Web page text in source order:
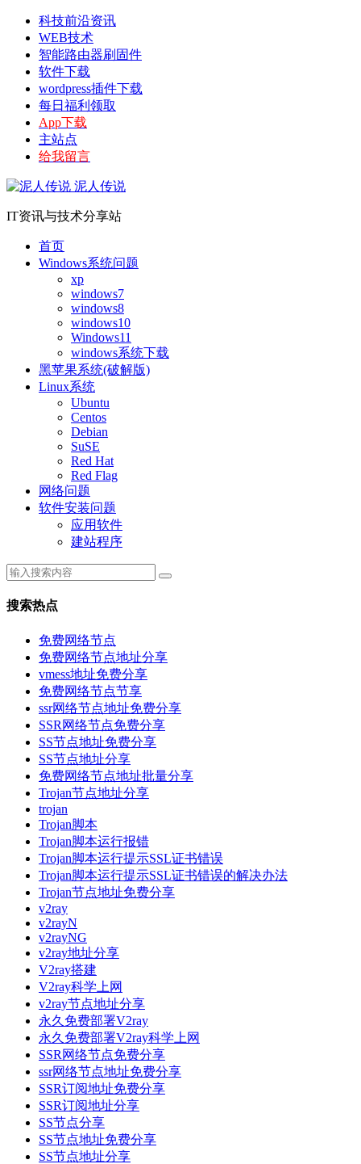
科技前沿资讯
WEB技术
智能路由器刷固件
软件下载
wordpress插件下载
每日福利领取
App下载
主站点
给我留言
泥人传说
IT资讯与技术分享站
首页
Windows系统问题
xp
windows7
windows8
windows10
Windows11
windows系统下载
黑苹果系统(破解版)
Linux系统
Ubuntu
Centos
Debian
SuSE
Red Hat
Red Flag
网络问题
软件安装问题
应用软件
建站程序
搜索热点
免费网络节点
免费网络节点地址分享
vmess地址免费分享
免费网络节点节享
ssr网络节点地址免费分享
SSR网络节点免费分享
SS节点地址免费分享
SS节点地址分享
免费网络节点地址批量分享
Trojan节点地址分享
trojan
Trojan脚本
Trojan脚本运行报错
Trojan脚本运行提示SSL证书错误
Trojan脚本运行提示SSL证书错误的解决办法
Trojan节点地址免费分享
v2ray
v2rayN
v2rayNG
v2ray地址分享
V2ray搭建
V2ray科学上网
v2ray节点地址分享
永久免费部署V2ray
永久免费部署V2ray科学上网
SSR网络节点免费分享
ssr网络节点地址免费分享
SSR订阅地址免费分享
SSR订阅地址分享
SS节点分享
SS节点地址免费分享
SS节点地址分享